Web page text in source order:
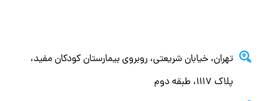
تهران، خيابان شريعتي، روبروي بيمارستان كودكان مفيد،
پلاك ١١١٧، طبقه دوم